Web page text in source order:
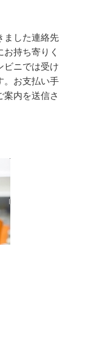
ました連絡先
持ち寄りく
ビニでは受け
。お支払い手
案内を送信さ